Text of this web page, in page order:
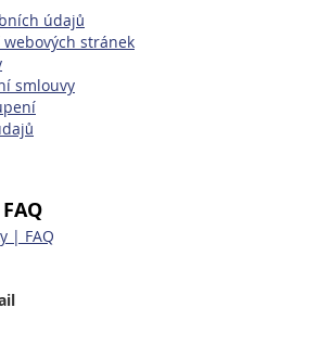
údajů
stránek
smlouvy
| FAQ